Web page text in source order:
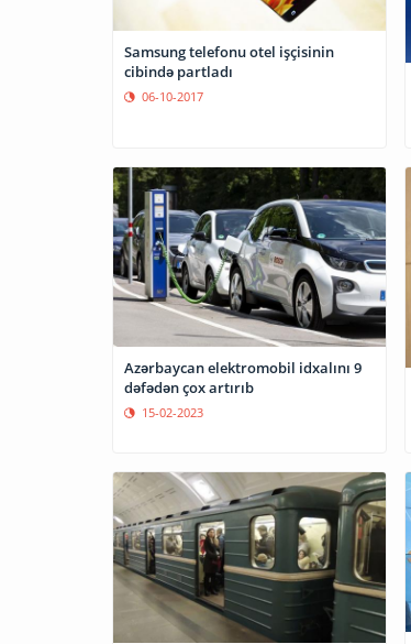
Samsung telefonu otel işçisinin
cibində partladı
06-10-2017
Azərbaycan elektromobil idxalını 9
dəfədən çox artırıb
15-02-2023